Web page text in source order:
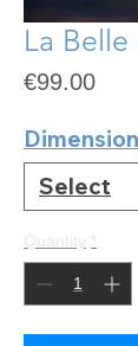
La
€99.00Price
Dimension